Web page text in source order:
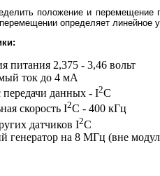
положение и перемещение
определяет линейное
питания 2,375 - 3,46 вольт
ток до 4 мА
передачи данных - I2C
скорость I2C - 400 кГц
датчиков I2C
генератор на 8 МГц (вне